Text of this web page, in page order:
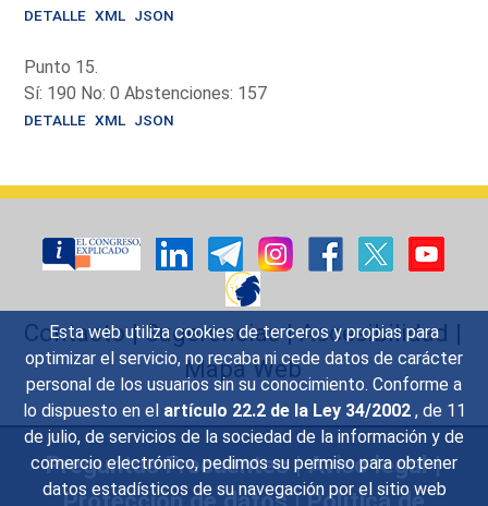
Esta web utiliza cookies de terceros y propias para
optimizar el servicio, no recaba ni cede datos de carácter
personal de los usuarios sin su conocimiento. Conforme a
lo dispuesto en el artículo 22.2 de la Ley 34/2002 , de 11
de julio, de servicios de la sociedad de la información y de
comercio electrónico, pedimos su permiso para obtener
datos estadísticos de su navegación por el sitio web
DETALLE XML JSON
Punto 15.
Sí: 190 No: 0 Abstenciones: 157
DETALLE XML JSON
Contacto|Sugerencias|Accesibilidad |
Mapa Web
Preguntas Frecuentes|Aviso legal|
Protección de datos|Política de